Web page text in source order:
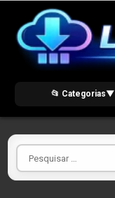
content
📂 Categorias▼
Pesquisar
por